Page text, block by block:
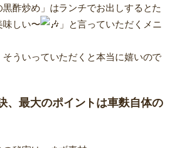
黒酢炒め」はランチでお出しするとた
味しい〜
」と言っていただくメニ
ういっていただくと本当に嬉いので
、最大のポイントは車麩自体の